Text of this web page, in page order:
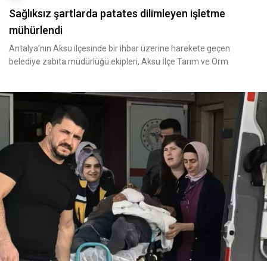
Sağlıksız şartlarda patates dilimleyen işletme
mühürlendi
Antalya’nın Aksu ilçesinde bir ihbar üzerine harekete geçen
belediye zabıta müdürlüğü ekipleri, Aksu İlçe Tarım ve Orm